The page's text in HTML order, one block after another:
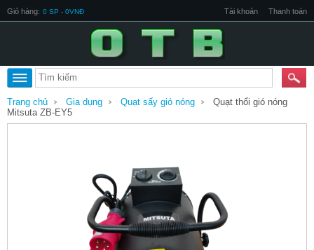
Giỏ hàng: 0 SP - 0VNĐ Tài khoản Thanh toán
Trang chủ Gia dụng Quạt sấy gió nóng
Quạt thổi gió nóng
Mitsuta ZB-EY5